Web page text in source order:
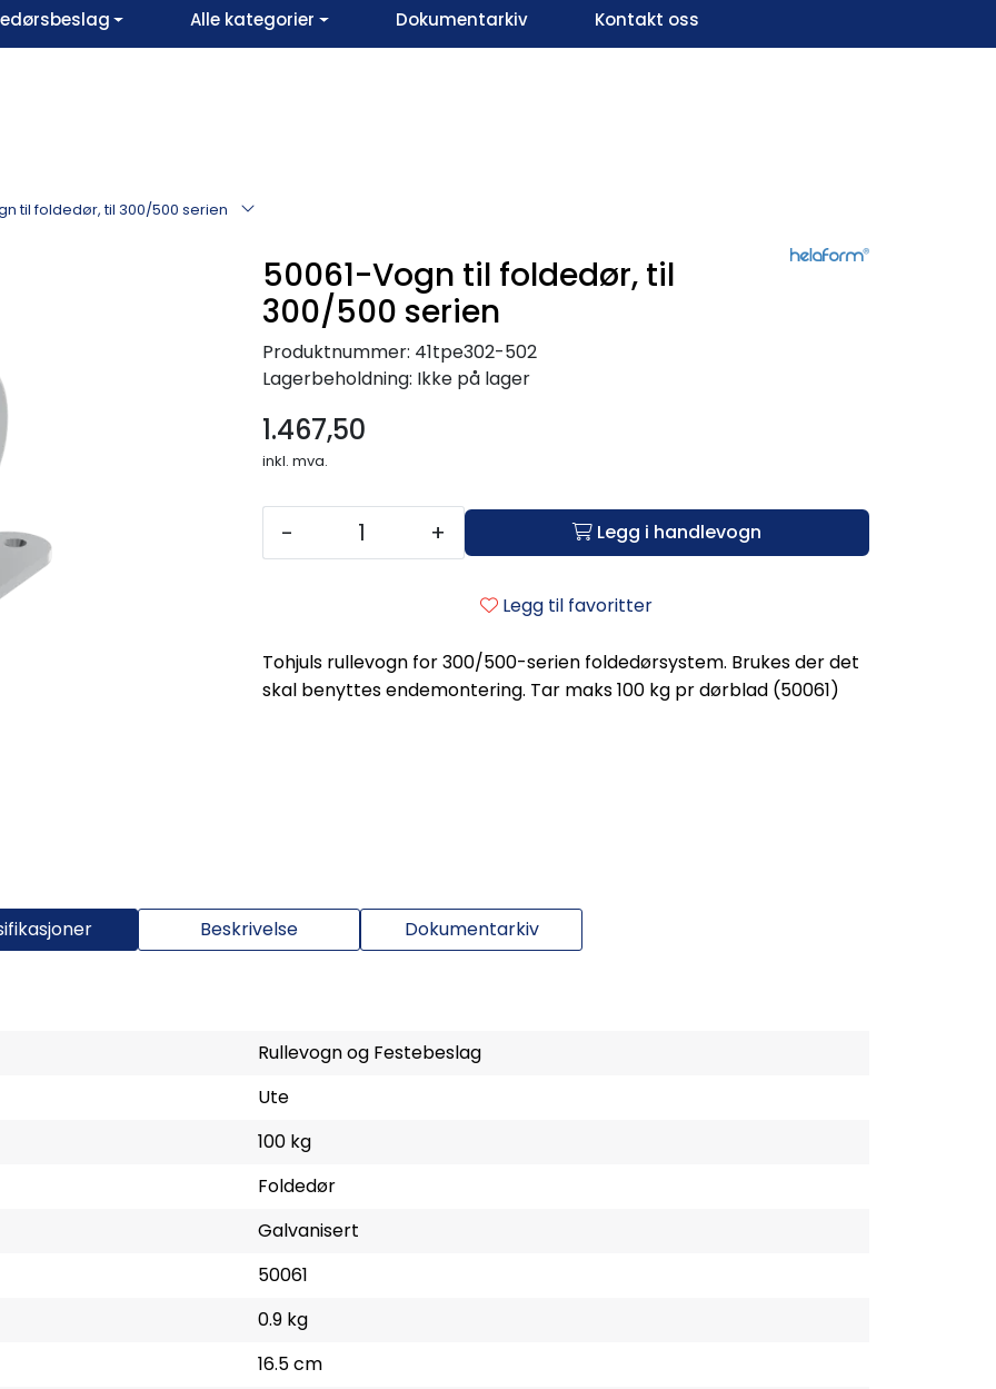
Infosenter
Alle kategorier Dokumentarkiv Kontakt oss
til foldedør, til 300/500 serien
50061-Vogn til foldedør, til
300/500 serien
Produktnummer: 41tpe302-502
Lagerbeholdning: Ikke på lager
1.467,50
inkl. mva.
- + Legg i handlevogn
Legg til favoritter
Tohjuls rullevogn for 300/500-serien foldedørsystem. Brukes der det
skal benyttes endemontering. Tar maks 100 kg pr dørblad (50061)
Beskrivelse Dokumentarkiv
Rullevogn og Festebeslag
Ute
100 kg
Foldedør
Galvanisert
50061
0.9 kg
16.5 cm